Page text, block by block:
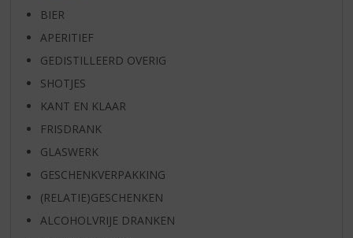
BIER
APERITIEF
GEDISTILLEERD OVERIG
SHOTJES
KANT EN KLAAR
FRISDRANK
GLASWERK
GESCHENKVERPAKKING
(RELATIE)GESCHENKEN
ALCOHOLVRIJE DRANKEN